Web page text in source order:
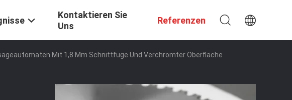
Kontaktieren Sie
Uns
Referenzen
Mit 1,8 Mm Schnittfuge Und Verchromter Oberfläche